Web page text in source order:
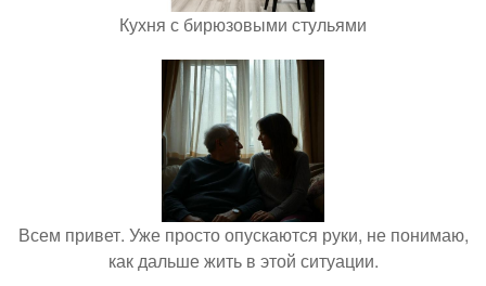
Кухня с бирюзовыми стульями
Всем привет. Уже просто опускаются руки, не понимаю,
как дальше жить в этой ситуации.